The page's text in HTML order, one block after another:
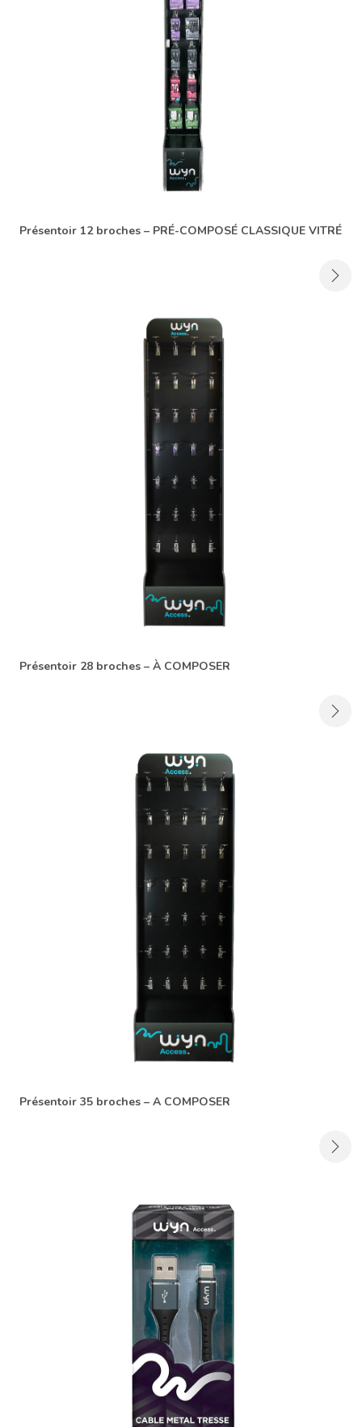
Présentoir 12 broches – PRÉ-COMPOSÉ CLASSIQUE VITRÉ
Présentoir 28 broches – À COMPOSER
Présentoir 35 broches – A COMPOSER